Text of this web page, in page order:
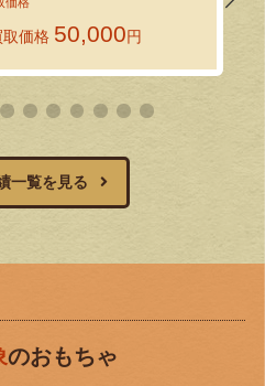
価格 50,000円
一覧を見る
のおもちゃ